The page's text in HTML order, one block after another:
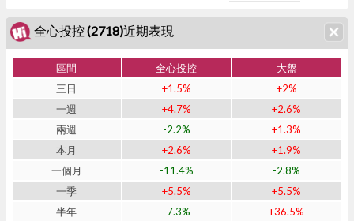
全心投控 (2718)近期表現
區間 全心投控
大盤
三日
+1.5%
+2%
一週
+4.7%
+2.6%
兩週
-2.2%
+1.3%
本月
+2.6%
+1.9%
一個月
-11.4%
-2.8%
一季
+5.5%
+5.5%
半年
-7.3%
+36.5%